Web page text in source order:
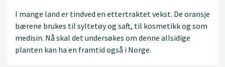
I mange land er tindved en ettertraktet vekst. De oransje
bærene brukes til syltetøy og saft, til kosmetikk og som
medisin. Nå skal det undersøkes om denne allsidige
planten kan ha en framtid også i Norge.